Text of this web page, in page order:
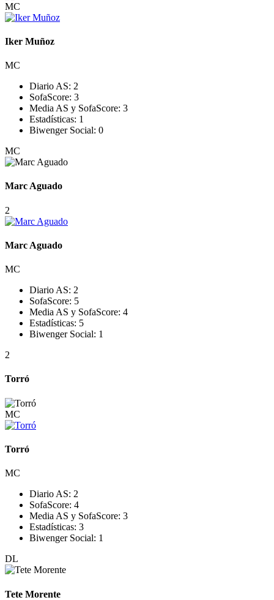
MC
Iker Muñoz
MC
Diario AS: 2
SofaScore: 3
Media AS y SofaScore: 3
Estadísticas: 1
Biwenger Social: 0
MC
Marc Aguado
2
Marc Aguado
MC
Diario AS: 2
SofaScore: 5
Media AS y SofaScore: 4
Estadísticas: 5
Biwenger Social: 1
2
Torró
MC
Torró
MC
Diario AS: 2
SofaScore: 4
Media AS y SofaScore: 3
Estadísticas: 3
Biwenger Social: 1
DL
Tete Morente